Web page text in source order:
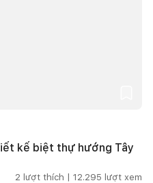
kế biệt thự hướng Tây
2 lượt thích | 12.295 lượt xem